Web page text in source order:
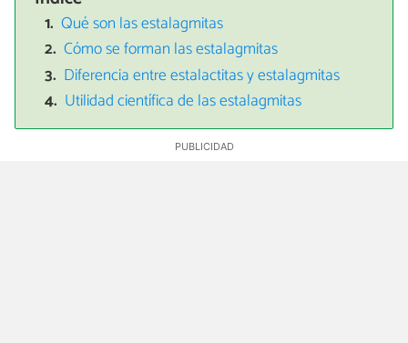
Qué son las estalagmitas
Cómo se forman las estalagmitas
Diferencia entre estalactitas y estalagmitas
Utilidad científica de las estalagmitas